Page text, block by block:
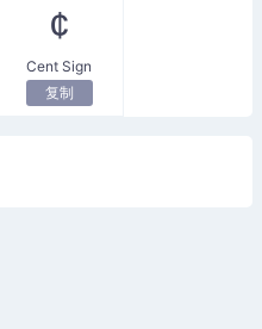
¢
Cent Sign
复制